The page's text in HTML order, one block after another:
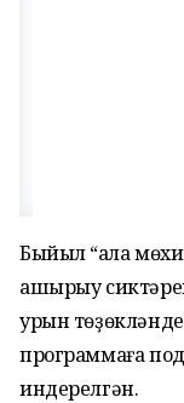
Быйыл “Ҡала
ашырыу
урын
программаға
индерелгән.